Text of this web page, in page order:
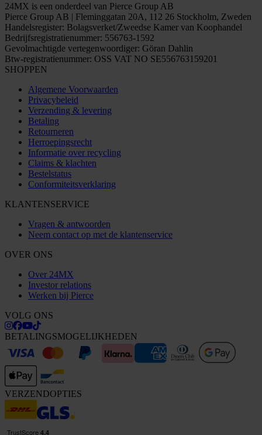
24MX is een onderdeel van Pierce Group AB
Pierce Group AB | Fleminggatan 20A, 112 26 Stockholm, Zweden
Handelsregister: Bolagsverket/Zweedse Kamer van Koophandel
Bedrijfsregistratienummer: 556763-1592
Gevolmachtigde vertegenwoordiger: Göran Dahlin
Btw-registratienummer: OSS VAT NO SE556763159201
SHOPPEN
Algemene Voorwaarden
Privacybeleid
Verzending & levering
Betaling
Retourneren
Herroepingsrecht
Informatie over recycling
Claims & klachten
Bestelstatus
Conformiteitsverklaring
KLANTENSERVICE
Vragen & antwoorden
Neem contact op met de klantenservice
OVER ONS
Over 24MX
Investor relations
Werken bij Pierce
VOLG ONS
BETALINGSMOGELIJKHEDEN
VERZENDOPTIES